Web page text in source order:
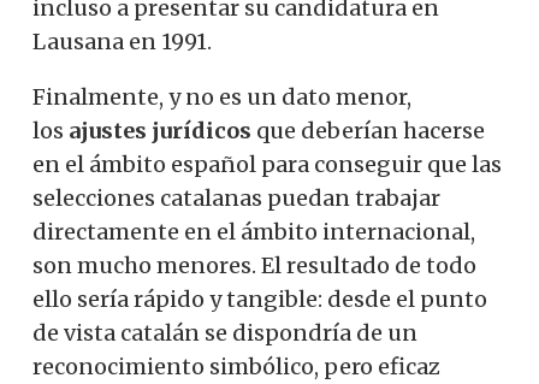
incluso a presentar su candidatura en
Lausana en 1991.
Finalmente, y no es un dato menor,
los ajustes jurídicos que deberían hacerse
en el ámbito español para conseguir que las
selecciones catalanas puedan trabajar
directamente en el ámbito internacional,
son mucho menores. El resultado de todo
ello sería rápido y tangible: desde el punto
de vista catalán se dispondría de un
reconocimiento simbólico, pero eficaz